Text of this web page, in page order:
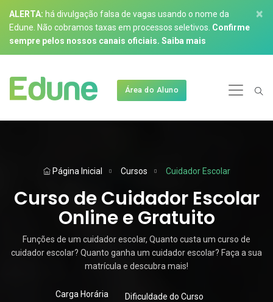
ALERTA: há divulgação falsa de vagas usando o nome da
Edune. Não cobramos taxas em processos seletivos. Confirme
sempre pelos nossos canais oficiais. Saiba mais
×
Área do Aluno
Página Inicial Cursos Cuidador Escolar
Curso de Cuidador Escolar
Online e Gratuito
Funções de um cuidador escolar, Quanto custa um curso de
cuidador escolar? Quanto ganha um cuidador escolar? Faça a sua
matrícula e descubra mais!
Carga Horária Dificuldade do Curso